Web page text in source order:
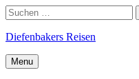
Skip
to
content
Search
Suchen
nach:
Diefenbakers Reisen
Menu